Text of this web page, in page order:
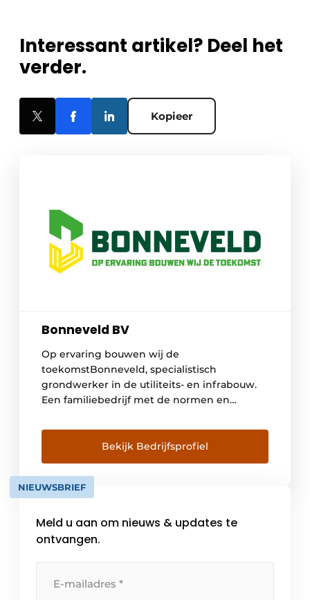
Interessant artikel? Deel het
verder.
Kopieer
Bonneveld BV
Op ervaring bouwen wij de
toekomstBonneveld, specialistisch
grondwerker in de utiliteits- en infrabouw.
Een familiebedrijf met de normen en
alleen een uitvoerder, maar een echte
partner. Want bij Bonneveld kijken we
verder dan de aanvraag op papier. We
denken mee, zijn zorgvuldig, hebben oog
voor de langetermijnvisie en zijn […]
Bekijk Bedrijfsprofiel
NIEUWSBRIEF
Meld u aan om nieuws & updates te
ontvangen.